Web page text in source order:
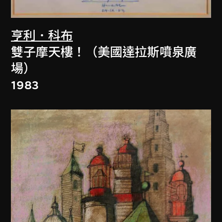
亨利．科布
雙子摩天樓！（美國達拉斯噴泉廣
場）
1983